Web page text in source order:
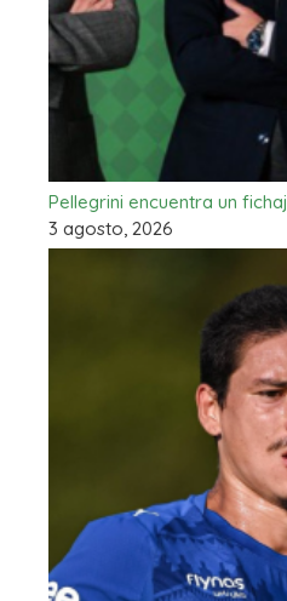
Pellegrini encuentra un
3 agosto, 2026